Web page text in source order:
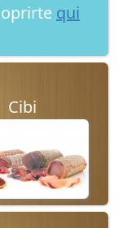
qui
Cibi